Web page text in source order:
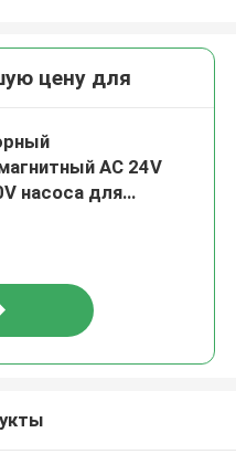
цену для
AC 24V
насоса для